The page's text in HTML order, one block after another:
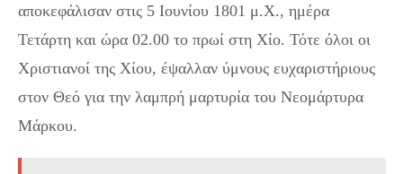
αποκεφάλισαν στις 5 Ιουνίου 1801 μ.Χ., ημέρα
Τετάρτη και ώρα 02.00 το πρωί στη Χίο. Τότε όλοι οι
Χριστιανοί της Χίου, έψαλλαν ύμνους ευχαριστήριους
στον Θεό για την λαμπρή μαρτυρία του Νεομάρτυρα
Μάρκου.